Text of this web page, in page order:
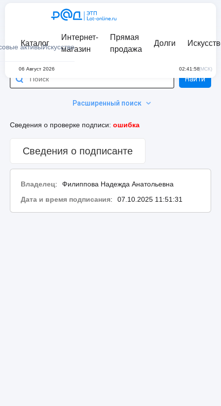
активыИскусство
Каталог
Интернет-
магазин
Прямая
продажа
Долги
06 Август 2026 02:41:58(МСК)
Расширенный поиск
Найти
Сведения о проверке подписи: ошибка
Сведения о подписанте
Владелец:
Филиппова Надежда Анатольевна
Дата и время подписания: 07.10.2025 11:51:31